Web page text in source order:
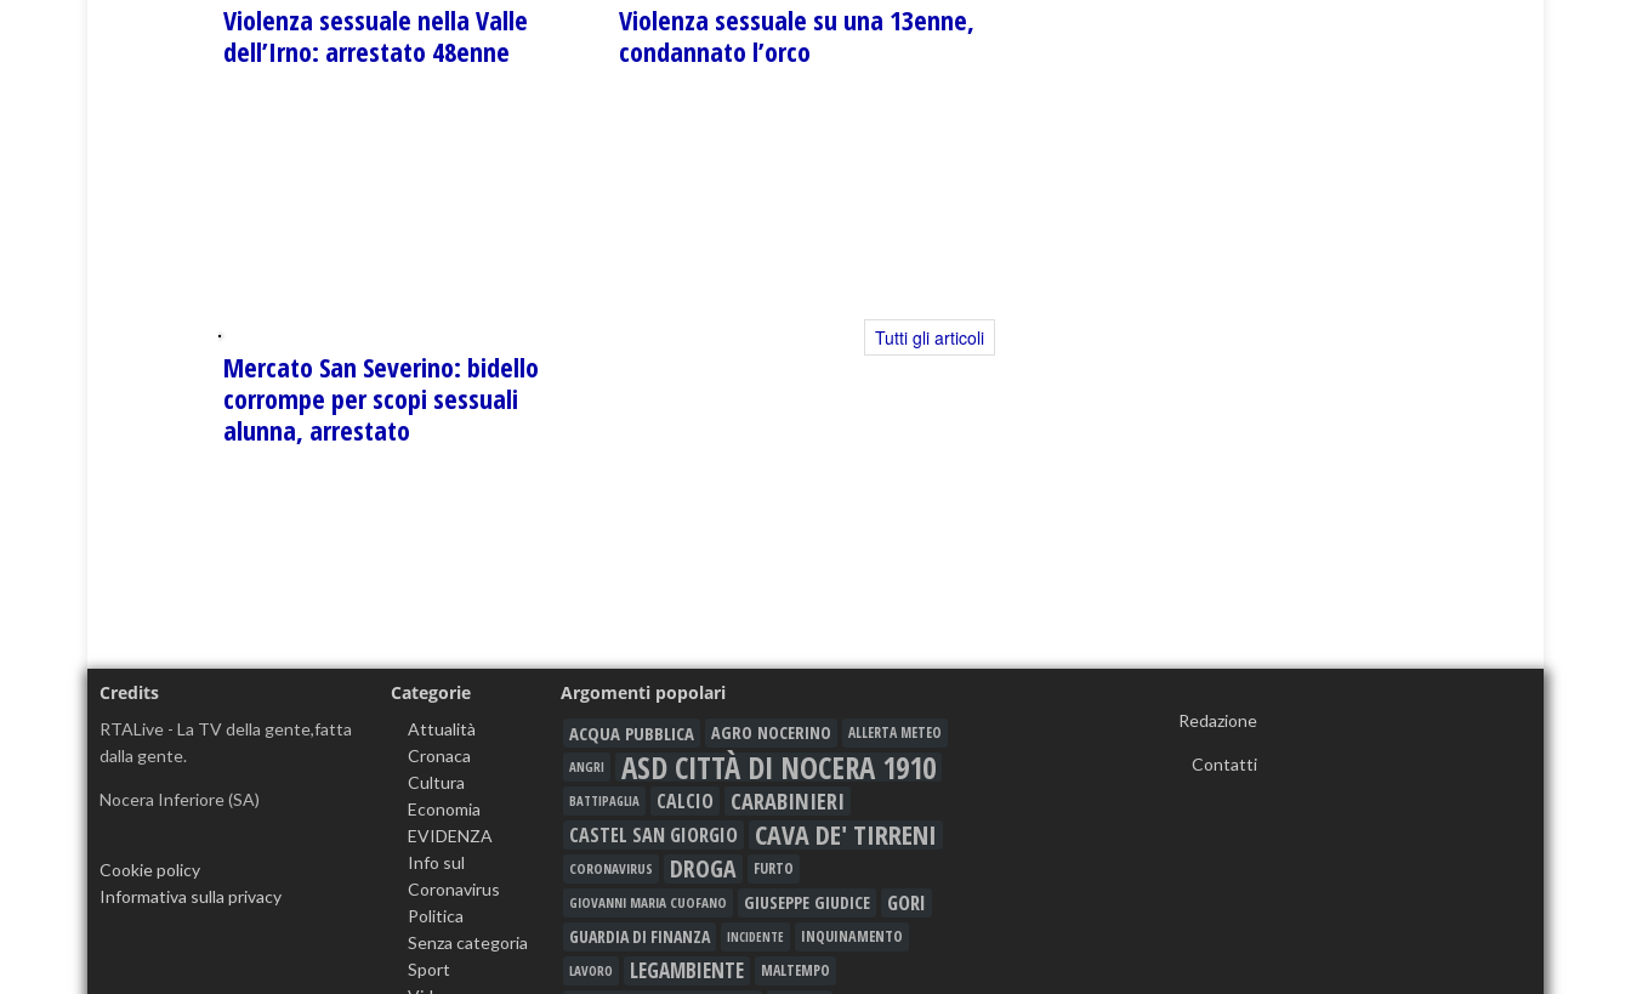
Violenza sessuale nella Valle
dell’Irno: arrestato 48enne
Violenza sessuale su una 13enne,
condannato l’orco
Mercato San Severino: bidello
corrompe per scopi sessuali
alunna, arrestato
Tutti gli articoli
Credits
RTALive - La TV della gente,fatta
dalla gente.
Nocera Inferiore (SA)
Cookie policy
Informativa sulla privacy
Categorie
Attualità
Cronaca
Cultura
Economia
EVIDENZA
Info sul
Coronavirus
Politica
Senza categoria
Sport
Argomenti popolari
ACQUA PUBBLICA AGRO NOCERINO
ALLERTA METEO
ANGRI
ASD CITTÀ DI NOCERA 1910
BATTIPAGLIA CALCIO CARABINIERI
CASTEL SAN GIORGIO CAVA DE' TIRRENI
CORONAVIRUS DROGA FURTO
GIOVANNI MARIA CUOFANO GIUSEPPE GIUDICE GORI
GUARDIA DI FINANZA INCIDENTE INQUINAMENTO
LAVORO LEGAMBIENTE MALTEMPO
Redazione
Contatti